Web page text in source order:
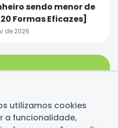
sendo menor de
Formas Eficazes]
de 2026
utilizamos cookies
a funcionalidade,